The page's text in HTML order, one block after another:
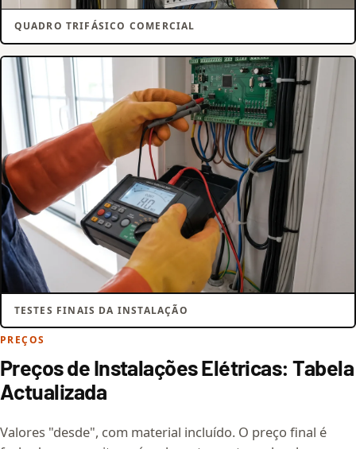
QUADRO TRIFÁSICO COMERCIAL
TESTES FINAIS DA INSTALAÇÃO
PREÇOS
Preços de Instalações Elétricas: Tabela
Actualizada
Valores "desde", com material incluído. O preço final é